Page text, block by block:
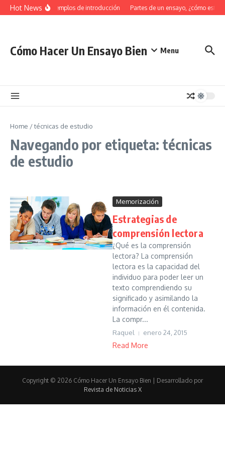
Saltar al contenido
Hot News 34 Ejemplos de introducción Partes de un ensayo, ¿cómo
Cómo Hacer Un Ensayo Bien Menu
Home /técnicas de estudio
Navegando por etiqueta: técnicas
de estudio
Memorización
Estrategias de
comprensión lectora
¿Qué es la comprensión
lectora? La comprensión
lectora es la capacidad del
individuo para poder leer un
texto comprendiendo su
significado y asimilando la
información en él contenida.
La compr...
Raquel enero 24, 2015
Read More
Copyright © 2026 Cómo Hacer Un Ensayo Bien | Desarrollado por
Revista de Noticias X